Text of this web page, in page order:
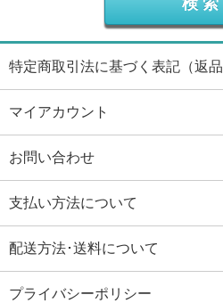
特定商取引法に基づく表記（返品
マイアカウント
お問い合わせ
支払い方法について
配送方法･送料について
プライバシーポリシー